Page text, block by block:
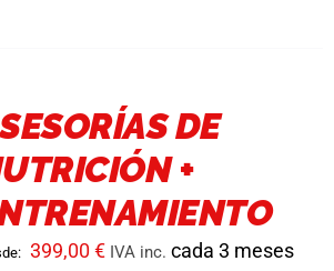
Las
opciones
pueden
elegir
DE
+
399,00 € IVA inc. cada 3 meses